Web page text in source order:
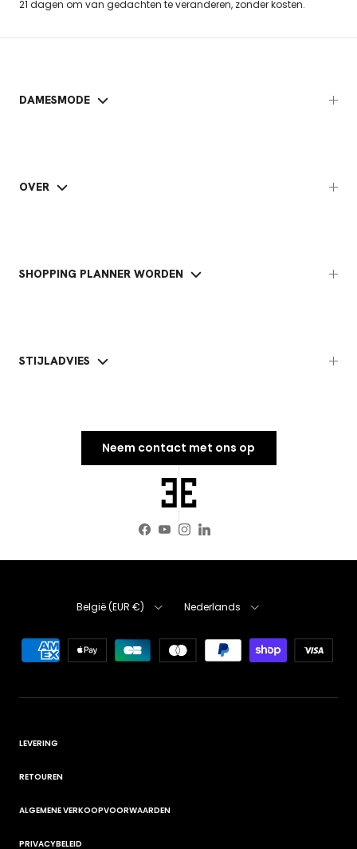
21 dagen om van gedachten te veranderen, zonder kosten.
DAMESMODE
OVER
SHOPPING PLANNER WORDEN
STIJLADVIES
Neem contact met ons op
Facebook
YouTube
Instagram
LinkedIn
België (EUR €) Nederlands
LEVERING
RETOUREN
ALGEMENE VERKOOPVOORWAARDEN
PRIVACYBELEID